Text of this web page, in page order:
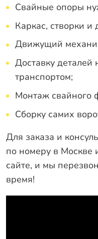
Свайные опоры
Каркас, створки и
Движущий
Доставку деталей
транспортом;
Монтаж свайного
Сборку самих
Для заказа и
по номеру в Москве
сайте, и мы
время!